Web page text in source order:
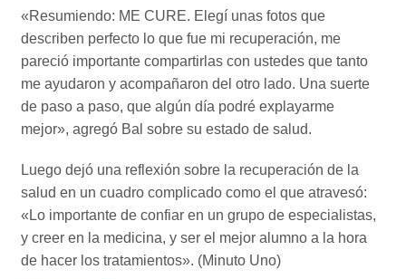
«Resumiendo: ME CURE. Elegí unas fotos que
describen perfecto lo que fue mi recuperación, me
pareció importante compartirlas con ustedes que tanto
me ayudaron y acompañaron del otro lado. Una suerte
de paso a paso, que algún día podré explayarme
mejor», agregó Bal sobre su estado de salud.
Luego dejó una reflexión sobre la recuperación de la
salud en un cuadro complicado como el que atravesó:
«Lo importante de confiar en un grupo de especialistas,
y creer en la medicina, y ser el mejor alumno a la hora
de hacer los tratamientos». (Minuto Uno)